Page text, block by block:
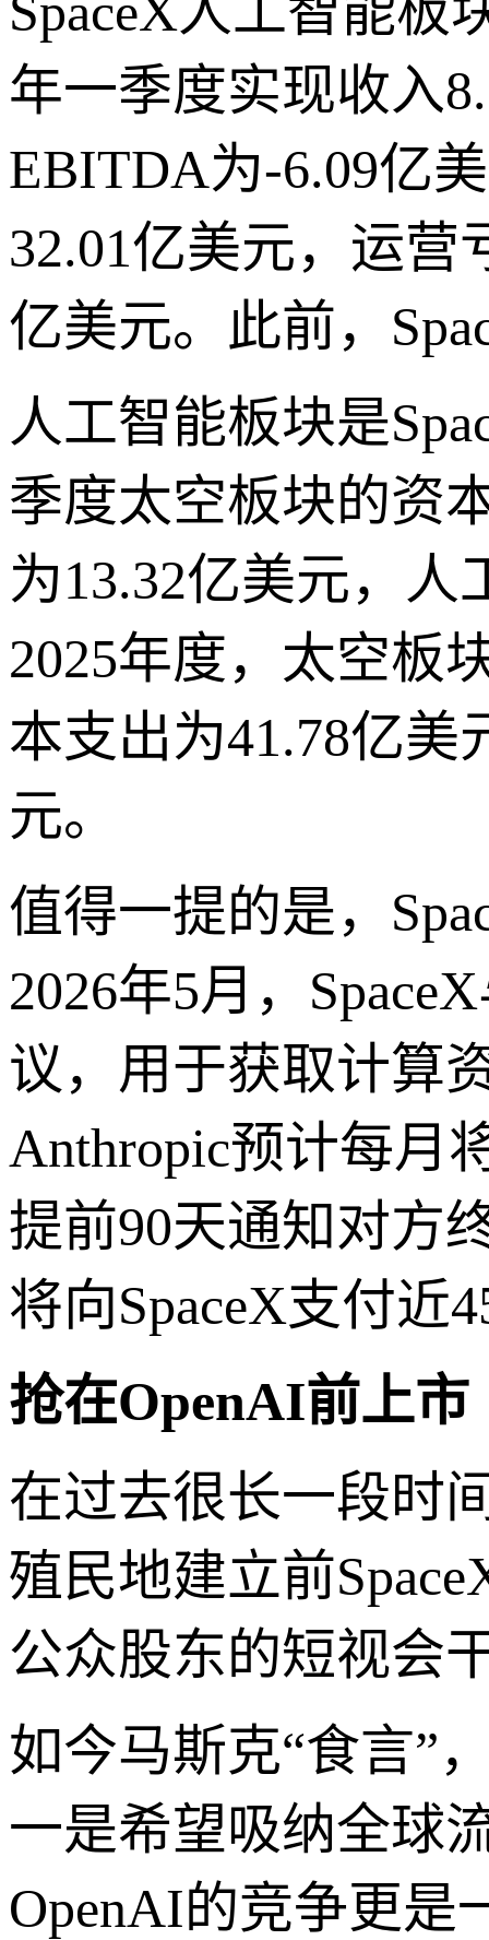
年一季度实现收入
EBITDA为-6.09亿
32.01亿美元，运营
亿美元。此前，
人工智能板块是
季度太空板块的资
为13.32亿美元，
2025年度，太空板
本支出为41.78亿美
元。
值得一提的是，
2026年5月，
议，用于获取计算
Anthropic预计每月
提前90天通知对方
将向SpaceX支付近
抢在OpenAI前上市
在过去很长一段时
殖民地建立前
公众股东的短视会
如今马斯克“食言”
一是希望吸纳全球
OpenAI的竞争更是